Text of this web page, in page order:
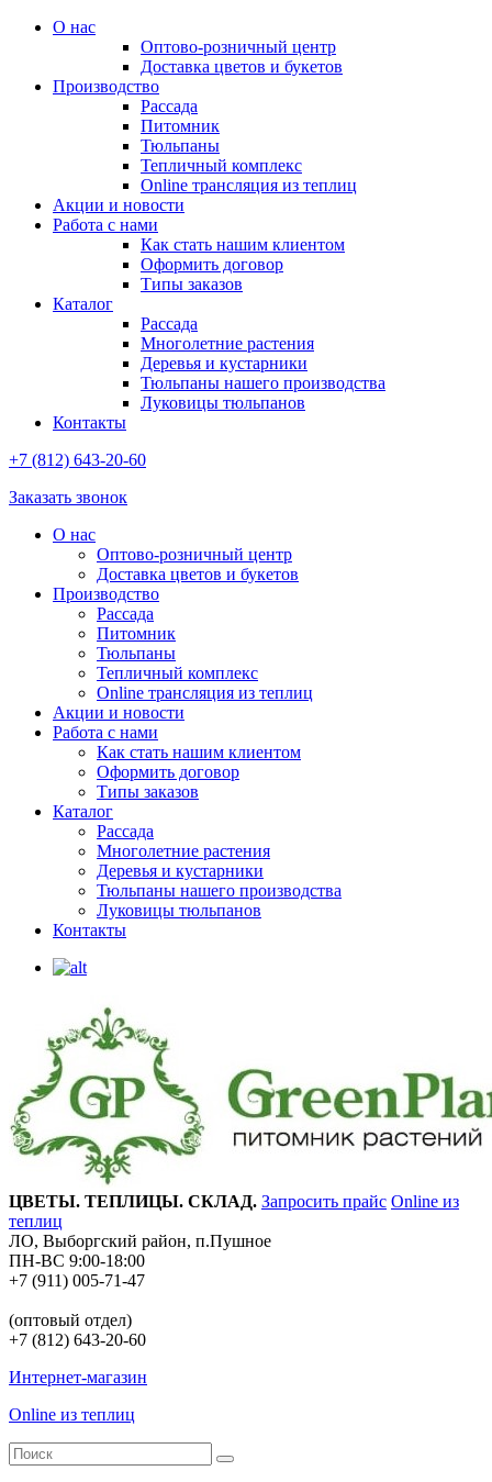
О нас
Оптово-розничный центр
Доставка цветов и букетов
Производство
Рассада
Питомник
Тюльпаны
Тепличный комплекс
Online трансляция из теплиц
Акции и новости
Работа с нами
Как стать нашим клиентом
Оформить договор
Типы заказов
Каталог
Рассада
Многолетние растения
Деревья и кустарники
Тюльпаны нашего производства
Луковицы тюльпанов
Контакты
+7 (812) 643-20-60
Заказать звонок
О нас
Оптово-розничный центр
Доставка цветов и букетов
Производство
Рассада
Питомник
Тюльпаны
Тепличный комплекс
Online трансляция из теплиц
Акции и новости
Работа с нами
Как стать нашим клиентом
Оформить договор
Типы заказов
Каталог
Рассада
Многолетние растения
Деревья и кустарники
Тюльпаны нашего производства
Луковицы тюльпанов
Контакты
ЦВЕТЫ. ТЕПЛИЦЫ. СКЛАД. Запросить прайс Online из
теплиц
ЛО, Выборгский район, п.Пушное
ПН-ВС 9:00-18:00
+7 (911) 005-71-47
(оптовый отдел)
+7 (812) 643-20-60
Интернет-магазин
Online из теплиц